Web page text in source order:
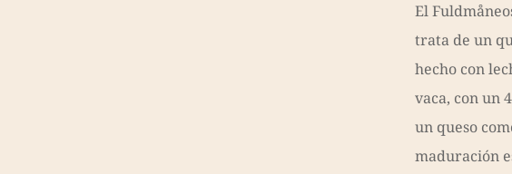
El
trata de un
hecho con
vaca, con un
un queso
maduración